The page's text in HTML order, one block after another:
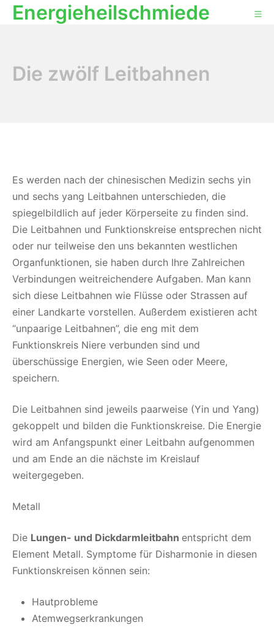
ZumEnergieheilschmiede
Die zwölf Leitbahnen
Es werden nach der chinesischen Medizin sechs yin
und sechs yang Leitbahnen unterschieden, die
spiegelbildlich auf jeder Körperseite zu finden sind.
Die Leitbahnen und Funktionskreise entsprechen nicht
oder nur teilweise den uns bekannten westlichen
Organfunktionen, sie haben durch Ihre Zahlreichen
Verbindungen weitreichendere Aufgaben. Man kann
sich diese Leitbahnen wie Flüsse oder Strassen auf
einer Landkarte vorstellen. Außerdem existieren acht
“unpaarige Leitbahnen”, die eng mit dem
Funktionskreis Niere verbunden sind und
überschüssige Energien, wie Seen oder Meere,
speichern.
Die Leitbahnen sind jeweils paarweise (Yin und Yang)
gekoppelt und bilden die Funktionskreise. Die Energie
wird am Anfangspunkt einer Leitbahn aufgenommen
und am Ende an die nächste im Kreislauf
weitergegeben.
Metall
Die Lungen- und Dickdarmleitbahn entspricht dem
Element Metall. Symptome für Disharmonie in diesen
Funktionskreisen können sein:
Hautprobleme
Atemwegserkrankungen